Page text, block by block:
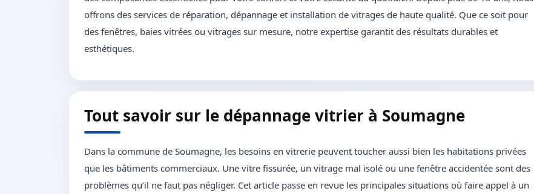
offrons des services de réparation, dépannage et installation de vitrages de haute qualité. Que ce soit pour
des fenêtres, baies vitrées ou vitrages sur mesure, notre expertise garantit des résultats durables et
esthétiques.
Tout savoir sur le dépannage vitrier à Soumagne
Dans la commune de Soumagne, les besoins en vitrerie peuvent toucher aussi bien les habitations privées
que les bâtiments commerciaux. Une vitre fissurée, un vitrage mal isolé ou une fenêtre accidentée sont des
problèmes qu’il ne faut pas négliger. Cet article passe en revue les principales situations où faire appel à un